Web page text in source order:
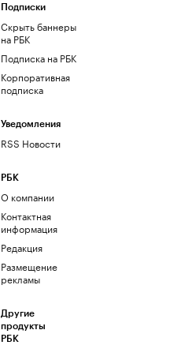
Подписки
Скрыть баннеры
на РБК
Подписка на РБК
Корпоративная
подписка
Уведомления
RSS Новости
РБК
О компании
Контактная
информация
Редакция
Размещение
рекламы
Другие
продукты
РБК